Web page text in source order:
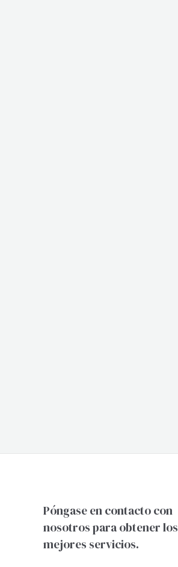
Póngase en contacto con
nosotros para obtener los
mejores servicios.